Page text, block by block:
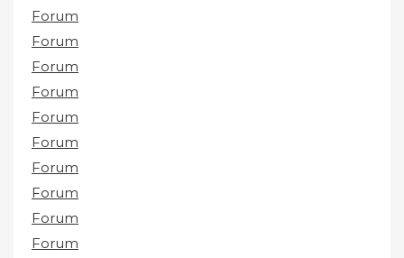
Forum
Forum
Forum
Forum
Forum
Forum
Forum
Forum
Forum
Forum